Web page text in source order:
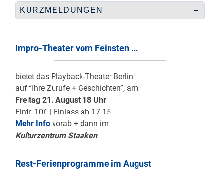
KURZMELDUNGEN
Impro-Theater vom Feinsten …
bietet das Playback-Theater Berlin
auf “Ihre Zurufe + Geschichten”, am
Freitag 21. August 18 Uhr
Eintr. 10€ | Einlass ab 17.15
Mehr Info vorab + dann im
Kulturzentrum Staaken
Rest-Ferienprogramme im August